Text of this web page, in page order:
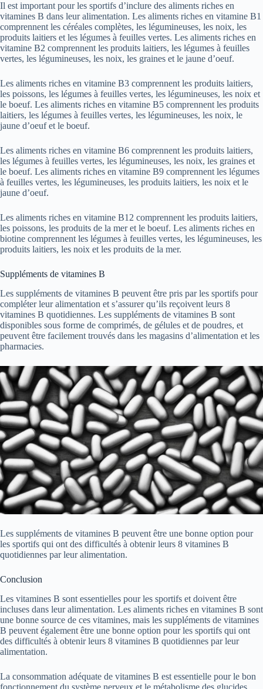
Il est important pour les sportifs d’inclure des aliments riches en
vitamines B dans leur alimentation. Les aliments riches en vitamine B1
comprennent les céréales complètes, les légumineuses, les noix, les
produits laitiers et les légumes à feuilles vertes. Les aliments riches en
vitamine B2 comprennent les produits laitiers, les légumes à feuilles
vertes, les légumineuses, les noix, les graines et le jaune d’oeuf.
Les aliments riches en vitamine B3 comprennent les produits laitiers,
les poissons, les légumes à feuilles vertes, les légumineuses, les noix et
le boeuf. Les aliments riches en vitamine B5 comprennent les produits
laitiers, les légumes à feuilles vertes, les légumineuses, les noix, le
jaune d’oeuf et le boeuf.
Les aliments riches en vitamine B6 comprennent les produits laitiers,
les légumes à feuilles vertes, les légumineuses, les noix, les graines et
le boeuf. Les aliments riches en vitamine B9 comprennent les légumes
à feuilles vertes, les légumineuses, les produits laitiers, les noix et le
jaune d’oeuf.
Les aliments riches en vitamine B12 comprennent les produits laitiers,
les poissons, les produits de la mer et le boeuf. Les aliments riches en
biotine comprennent les légumes à feuilles vertes, les légumineuses, les
produits laitiers, les noix et les produits de la mer.
Suppléments de vitamines B
Les suppléments de vitamines B peuvent être pris par les sportifs pour
compléter leur alimentation et s’assurer qu’ils reçoivent leurs 8
vitamines B quotidiennes. Les suppléments de vitamines B sont
disponibles sous forme de comprimés, de gélules et de poudres, et
peuvent être facilement trouvés dans les magasins d’alimentation et les
pharmacies.
Les suppléments de vitamines B peuvent être une bonne option pour
les sportifs qui ont des difficultés à obtenir leurs 8 vitamines B
quotidiennes par leur alimentation.
Conclusion
Les vitamines B sont essentielles pour les sportifs et doivent être
incluses dans leur alimentation. Les aliments riches en vitamines B sont
une bonne source de ces vitamines, mais les suppléments de vitamines
B peuvent également être une bonne option pour les sportifs qui ont
des difficultés à obtenir leurs 8 vitamines B quotidiennes par leur
alimentation.
La consommation adéquate de vitamines B est essentielle pour le bon
fonctionnement du système nerveux et le métabolisme des glucides,